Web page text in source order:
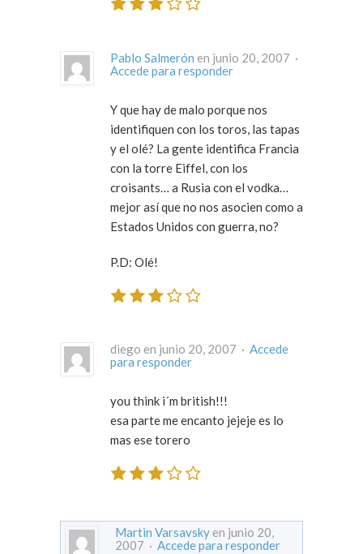
Pablo Salmerón
en junio 20, 2007 ·
Accede para responder
Y que hay de malo porque nos
identifiquen con los toros, las tapas
y el olé? La gente identifica Francia
con la torre Eiffel, con los
croisants… a Rusia con el vodka…
mejor así que no nos asocien como a
Estados Unidos con guerra, no?
P.D: Olé!
diego en junio 20, 2007 · Accede
para responder
you think i´m british!!!
esa parte me encanto jejeje es lo
mas ese torero
Martin Varsavsky en junio 20,
2007 · Accede para responder